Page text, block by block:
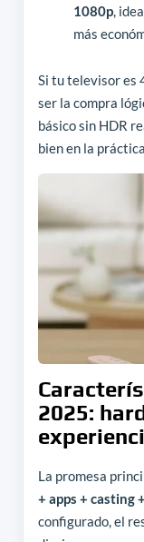
1080p,
más
Si tu televisor es
ser la compra
básico sin HDR
bien en la
2025:
La promesa
+ apps + casting
configurado, el